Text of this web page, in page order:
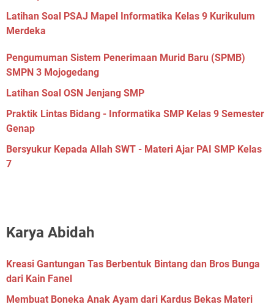
Latihan Soal PSAJ Mapel Informatika Kelas 9 Kurikulum
Merdeka
Pengumuman Sistem Penerimaan Murid Baru (SPMB)
SMPN 3 Mojogedang
Latihan Soal OSN Jenjang SMP
Praktik Lintas Bidang - Informatika SMP Kelas 9 Semester
Genap
Bersyukur Kepada Allah SWT - Materi Ajar PAI SMP Kelas
7
Karya Abidah
Kreasi Gantungan Tas Berbentuk Bintang dan Bros Bunga
dari Kain Fanel
Membuat Boneka Anak Ayam dari Kardus Bekas Materi